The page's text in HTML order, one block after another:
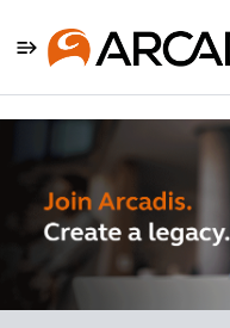
Single
Position